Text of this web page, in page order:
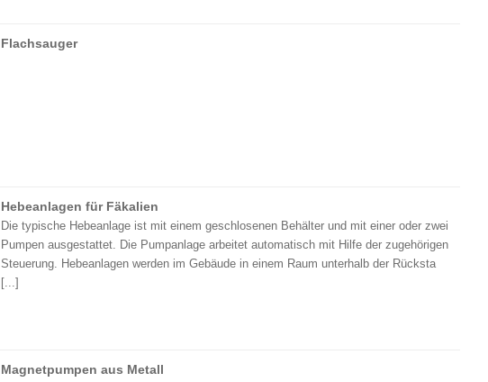
Flachsauger
Hebeanlagen für Fäkalien
Die typische Hebeanlage ist mit einem geschlosenen Behälter und mit einer oder zwei
Pumpen ausgestattet. Die Pumpanlage arbeitet automatisch mit Hilfe der zugehörigen
Steuerung. Hebeanlagen werden im Gebäude in einem Raum unterhalb der Rücksta
[...]
Magnetpumpen aus Metall